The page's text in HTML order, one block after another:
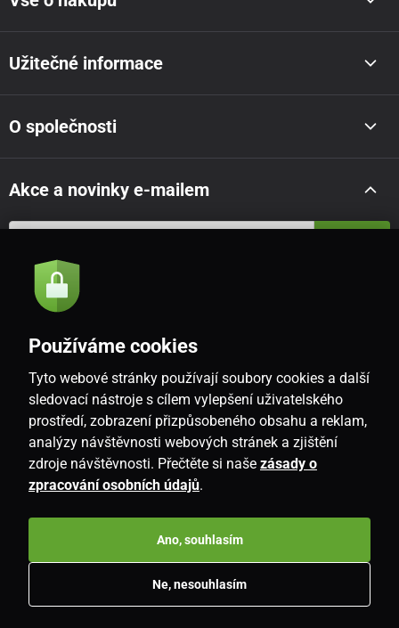
Užitečné informace
O společnosti
Akce a novinky e-mailem
Souhlasím se
CZ
www.i-living.cz. Všechna práva vyhrazena.
Používáme cookies
Tyto webové stránky používají soubory cookies a další
sledovací nástroje s cílem vylepšení uživatelského
prostředí, zobrazení přizpůsobeného obsahu a reklam,
analýzy návštěvnosti webových stránek a zjištění
zdroje návštěvnosti. Přečtěte si naše zásady o
zpracování osobních údajů.
Ne, nesouhlasím
Ano, souhlasím